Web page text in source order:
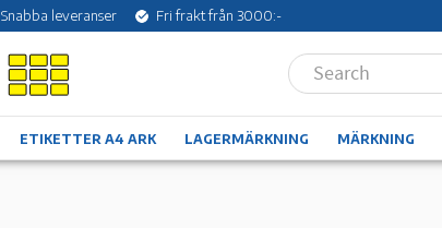
Snabba leveranser Fri frakt från 3000:-
ETIKETTER A4 ARK LAGERMÄRKNING MÄRKNING